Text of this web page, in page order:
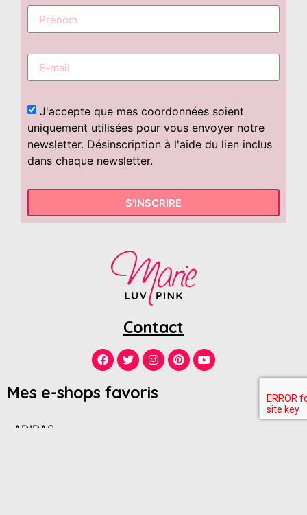
J'accepte que mes coordonnées soient
uniquement utilisées pour vous envoyer notre
newsletter. Désinscription à l'aide du lien inclus
dans chaque newsletter.
S'INSCRIRE
Contact
Mes e-shops favoris
ADIDAS